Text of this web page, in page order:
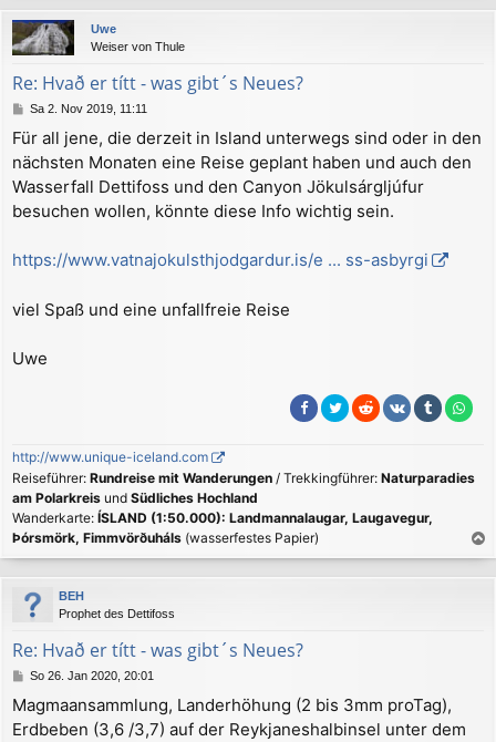
c
Uwe
Weiser von Thule
Re: Hvað er títt - was gibt´s Neues?
B
i
t
r
a
g
Sa 2. Nov 2019, 11:11
Für all jene, die derzeit in Island unterwegs sind oder in den
nächsten Monaten eine Reise geplant haben und auch den
Wasserfall Dettifoss und den Canyon Jökulsárgljúfur
besuchen wollen, könnte diese Info wichtig sein.
https://www.vatnajokulsthjodgardur.is/e ... ss-asbyrgi
viel Spaß und eine unfallfreie Reise
Uwe
http://www.unique-iceland.com
Reiseführer: Rundreise mit Wanderungen / Trekkingführer: Naturparadies
am Polarkreis und Südliches Hochland
Wanderkarte: ÍSLAND (1:50.000): Landmannalaugar, Laugavegur,
Þórsmörk, Fimmvörðuháls (wasserfestes Papier)
a
c
BEH
Prophet des Dettifoss
Re: Hvað er títt - was gibt´s Neues?
B
i
t
So 26. Jan 2020, 20:01
Magmaansammlung, Landerhöhung (2 bis 3mm proTag),
Erdbeben (3,6 /3,7) auf der Reykjaneshalbinsel unter dem